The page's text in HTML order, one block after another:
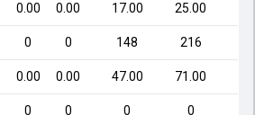
0.00 0.00 17.00 25.00
0 0 148 216
0.00 0.00 47.00 71.00
0 0 0 0